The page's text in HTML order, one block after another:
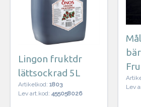
Lingon fruktdr
lättsockrad 5L
Artikelkod: 1803
Lev art.kod: 455058026
Lev